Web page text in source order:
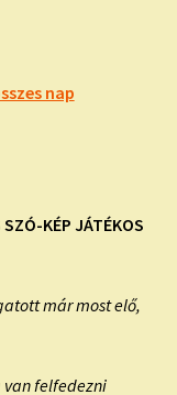
nap
KÉP JÁTÉKOS
már most elő,
felfedezni